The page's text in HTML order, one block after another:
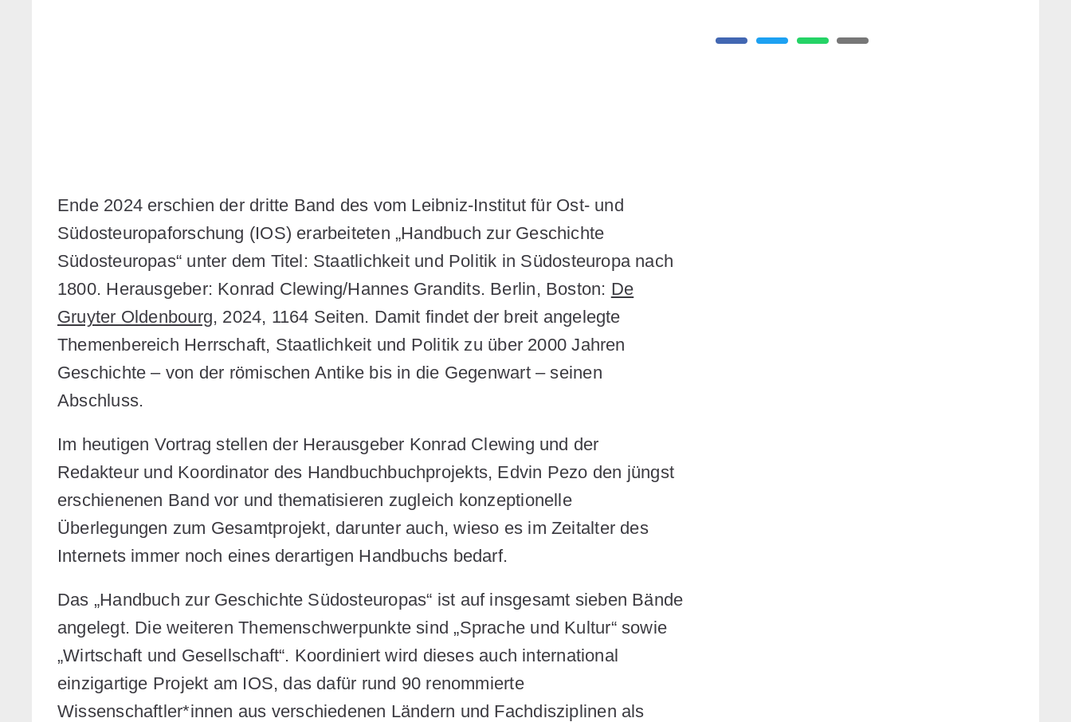
Ende 2024 erschien der dritte Band des vom Leibniz-Institut für Ost- und
Südosteuropaforschung (IOS) erarbeiteten „Handbuch zur Geschichte
Südosteuropas“ unter dem Titel: Staatlichkeit und Politik in Südosteuropa nach
1800. Herausgeber: Konrad Clewing/Hannes Grandits. Berlin, Boston: De
Gruyter Oldenbourg, 2024, 1164 Seiten. Damit findet der breit angelegte
Themenbereich Herrschaft, Staatlichkeit und Politik zu über 2000 Jahren
Geschichte – von der römischen Antike bis in die Gegenwart – seinen
Abschluss.
Im heutigen Vortrag stellen der Herausgeber Konrad Clewing und der
Redakteur und Koordinator des Handbuchbuchprojekts, Edvin Pezo den jüngst
erschienenen Band vor und thematisieren zugleich konzeptionelle
Überlegungen zum Gesamtprojekt, darunter auch, wieso es im Zeitalter des
Internets immer noch eines derartigen Handbuchs bedarf.
Das „Handbuch zur Geschichte Südosteuropas“ ist auf insgesamt sieben Bände
angelegt. Die weiteren Themenschwerpunkte sind „Sprache und Kultur“ sowie
„Wirtschaft und Gesellschaft“. Koordiniert wird dieses auch international
einzigartige Projekt am IOS, das dafür rund 90 renommierte
Wissenschaftler*innen aus verschiedenen Ländern und Fachdisziplinen als